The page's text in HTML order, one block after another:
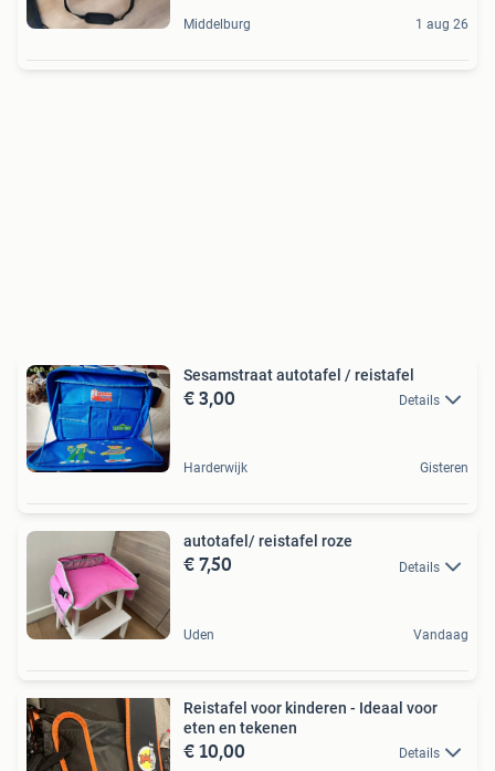
Middelburg 1 aug 26
Sesamstraat autotafel / reistafel
€ 3,00 Details
Harderwijk Gisteren
autotafel/ reistafel roze
€ 7,50 Details
Uden Vandaag
Reistafel voor kinderen - Ideaal voor
eten en tekenen
€ 10,00 Details